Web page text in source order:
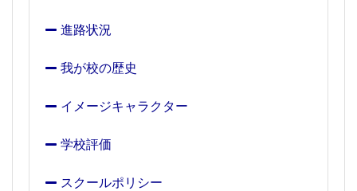
進路状況
我が校の歴史
イメージキャラクター
学校評価
スクールポリシー